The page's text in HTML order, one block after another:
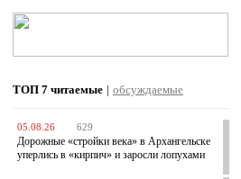
ТОП 7 читаемые | обсуждаемые
05.08.26 629
Дорожные «стройки века» в Архангельске
уперлись в «кирпич» и заросли лопухами